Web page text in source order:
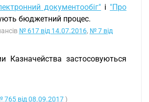
документообіг" і "Про
бюджетний процес.
№ 617 від 14.07.2016, № 7 від
Казначейства застосовуються
765 від 08.09.2017)